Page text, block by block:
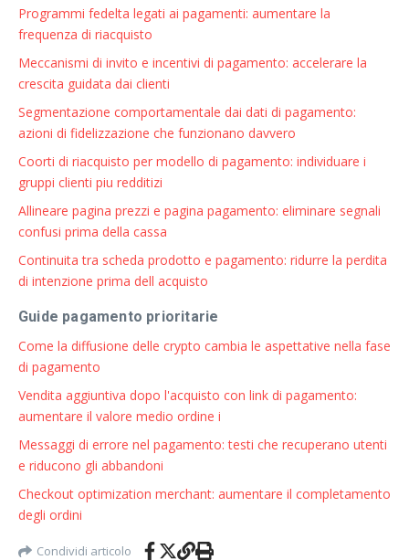
Programmi fedelta legati ai pagamenti: aumentare la
frequenza di riacquisto
Meccanismi di invito e incentivi di pagamento: accelerare la
crescita guidata dai clienti
Segmentazione comportamentale dai dati di pagamento:
azioni di fidelizzazione che funzionano davvero
Coorti di riacquisto per modello di pagamento: individuare i
gruppi clienti piu redditizi
Allineare pagina prezzi e pagina pagamento: eliminare segnali
confusi prima della cassa
Continuita tra scheda prodotto e pagamento: ridurre la perdita
di intenzione prima dell acquisto
Guide pagamento prioritarie
Come la diffusione delle crypto cambia le aspettative nella fase
di pagamento
Vendita aggiuntiva dopo l'acquisto con link di pagamento:
aumentare il valore medio ordine i
Messaggi di errore nel pagamento: testi che recuperano utenti
e riducono gli abbandoni
Checkout optimization merchant: aumentare il completamento
degli ordini
Condividi articolo